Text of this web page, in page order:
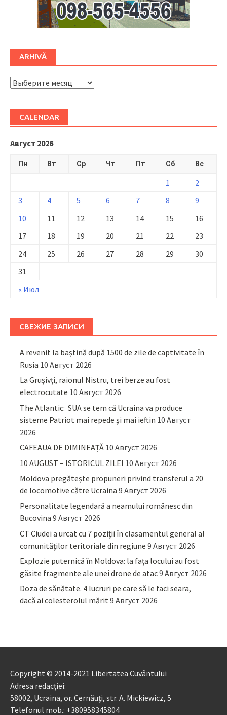
ARHIVĂ
ARHIVĂ
CALENDAR
Август 2026
Пн Вт Ср Чт Пт Сб Вс
« Июл
1
2
3
4 5 6 7 8
9
10
11 12 13 14 15
16
17
18 19 20 21 22
23
24
25 26 27 28 29
30
31
СВЕЖИЕ ЗАПИСИ
A revenit la baștină după 1500 de zile de captivitate în
Rusia 10 Август 2026
La Grușivți, raionul Nistru, trei berze au fost
electrocutate 10 Август 2026
The Atlantic: SUA se tem că Ucraina va produce
sisteme Patriot mai repede și mai ieftin 10 Август
2026
CAFEAUA DE DIMINEAȚĂ 10 Август 2026
10 AUGUST – ISTORICUL ZILEI 10 Август 2026
Moldova pregătește propuneri privind transferul a 20
de locomotive către Ucraina 9 Август 2026
Personalitate legendară a neamului românesc din
Bucovina 9 Август 2026
CT Ciudei a urcat cu 7 poziții în clasamentul general al
comunităților teritoriale din regiune 9 Август 2026
Explozie puternică în Moldova: la fața locului au fost
găsite fragmente ale unei drone de atac9 Август 2026
Doza de sănătate. 4 lucruri pe care să le faci seara,
dacă ai colesterolul mărit9 Август 2026
Copyright © 2014-2021 Libertatea Cuvântului
Adresa redacției:
58002, Ucraina, or. Cernăuți, str. A. Mickiewicz, 5
Telefonul mob.: +380958345804